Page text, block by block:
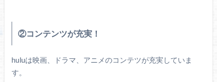
②コンテンツが充実！
huluは映画、ドラマ、アニメのコンテツが充実していま
す。